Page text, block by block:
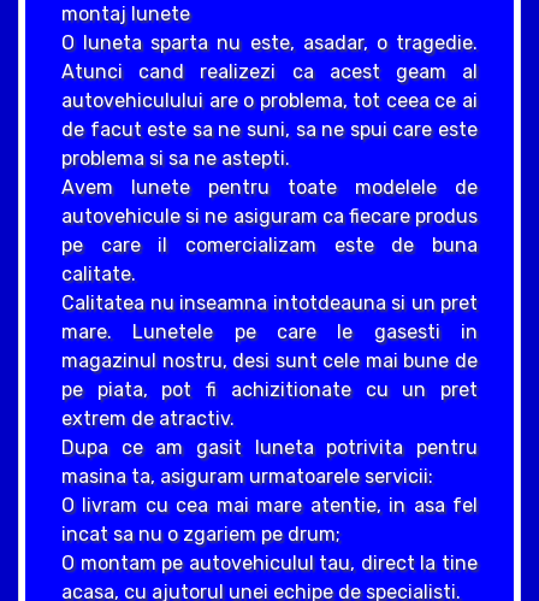
montaj lunete
O luneta sparta nu este, asadar, o tragedie.
Atunci cand realizezi ca acest geam al
autovehiculului are o problema, tot ceea ce ai
de facut este sa ne suni, sa ne spui care este
problema si sa ne astepti.
Avem lunete pentru toate modelele de
autovehicule si ne asiguram ca fiecare produs
pe care il comercializam este de buna
calitate.
Calitatea nu inseamna intotdeauna si un pret
mare. Lunetele pe care le gasesti in
magazinul nostru, desi sunt cele mai bune de
pe piata, pot fi achizitionate cu un pret
extrem de atractiv.
Dupa ce am gasit luneta potrivita pentru
masina ta, asiguram urmatoarele servicii:
O livram cu cea mai mare atentie, in asa fel
incat sa nu o zgariem pe drum;
O montam pe autovehiculul tau, direct la tine
acasa, cu ajutorul unei echipe de specialisti.